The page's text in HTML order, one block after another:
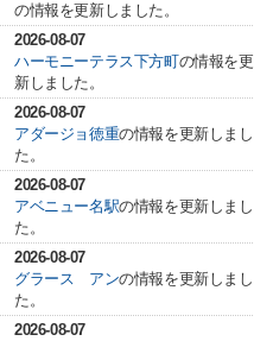
の情報を更新しました。
2026-08-07
ハーモニーテラス下方町の情報を更
新しました。
2026-08-07
アダージョ徳重の情報を更新しまし
た。
2026-08-07
アベニュー名駅の情報を更新しまし
た。
2026-08-07
グラース アンの情報を更新しまし
た。
2026-08-07